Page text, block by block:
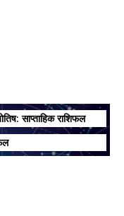
साप्ताहिक राशिफल